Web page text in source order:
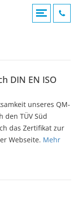
DIN EN ISO
unseres QM-
den TÜV Süd
das Zertifikat zur
Webseite. Mehr